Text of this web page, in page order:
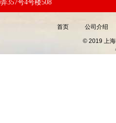
357号4号楼508
首页 公司介绍
© 2019 上